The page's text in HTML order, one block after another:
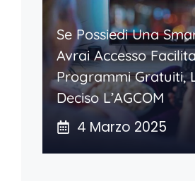
Se Possiedi Una
Avrai Accesso
Programmi Gratuiti,
Deciso L’AGCOM
4 Marzo 2025